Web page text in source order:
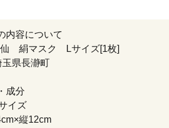
内容について
仙 絹マスク Lサイズ[1枚]
玉県長瀞町
成分
イズ
縦12cm